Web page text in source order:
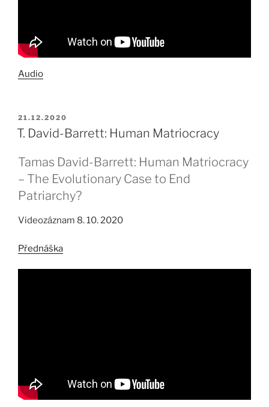
Audio
PUBLIKOVÁNO
21.12.2020
T. David-Barrett: Human Matriocracy
Tamas David-Barrett: Human Matriocracy
– The Evolutionary Case to End
Patriarchy?
Videozáznam 8. 10. 2020
Přednáška